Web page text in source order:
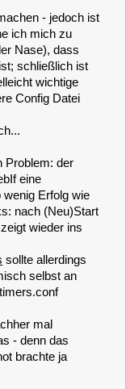
oder
-
auch
sollte
anhand
defekt
die